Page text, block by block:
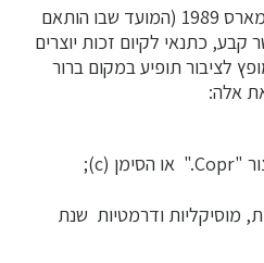
על-פי החוק האמריקני שלפני מארס 1989 (המועד שבו הותאם
כתנאי לקיום זכות יוצרים
לציבור תופיע במקום ברור
אלה:
מוסיקליות ודרמטיות  שנת